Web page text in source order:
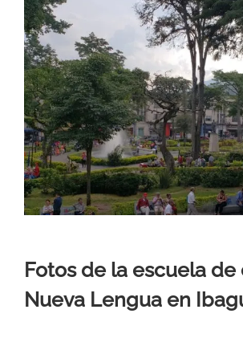
Fotos de la escuela de
Nueva Lengua en